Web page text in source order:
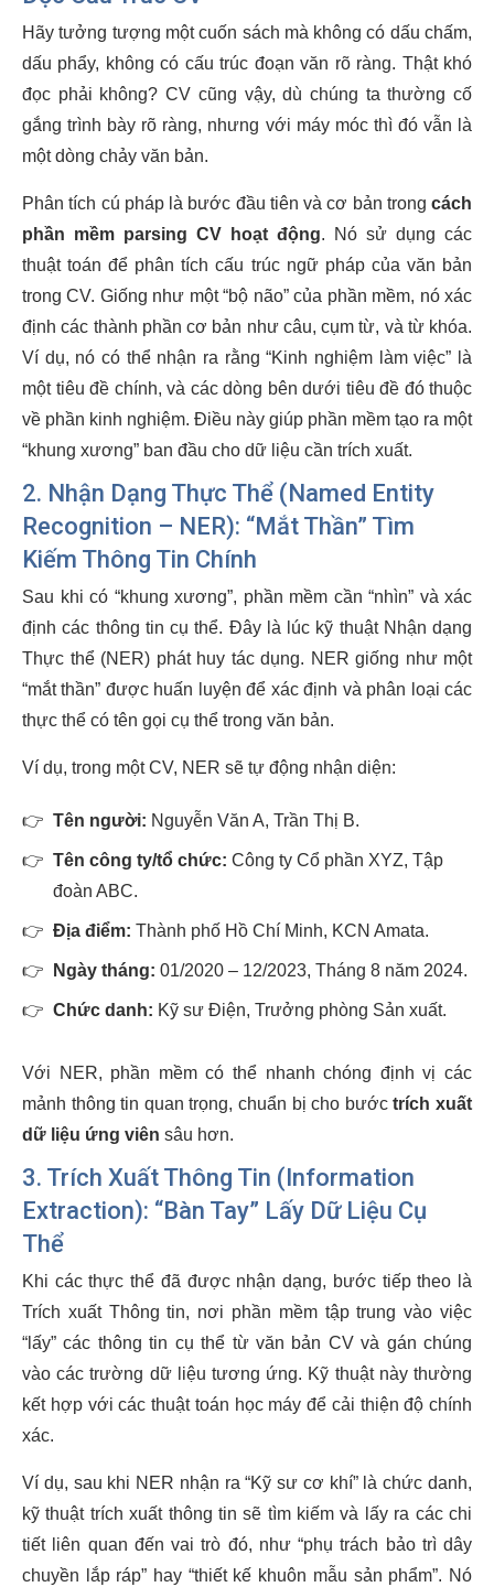
Hãy tưởng tượng một cuốn sách mà không có dấu chấm,
dấu phẩy, không có cấu trúc đoạn văn rõ ràng. Thật khó
đọc phải không? CV cũng vậy, dù chúng ta thường cố
gắng trình bày rõ ràng, nhưng với máy móc thì đó vẫn là
một dòng chảy văn bản.
Phân tích cú pháp là bước đầu tiên và cơ bản trong cách
phần mềm parsing CV hoạt động. Nó sử dụng các
thuật toán để phân tích cấu trúc ngữ pháp của văn bản
trong CV. Giống như một “bộ não” của phần mềm, nó xác
định các thành phần cơ bản như câu, cụm từ, và từ khóa.
Ví dụ, nó có thể nhận ra rằng “Kinh nghiệm làm việc” là
một tiêu đề chính, và các dòng bên dưới tiêu đề đó thuộc
về phần kinh nghiệm. Điều này giúp phần mềm tạo ra một
“khung xương” ban đầu cho dữ liệu cần trích xuất.
2. Nhận Dạng Thực Thể (Named Entity
Recognition – NER): “Mắt Thần” Tìm
Kiếm Thông Tin Chính
Sau khi có “khung xương”, phần mềm cần “nhìn” và xác
định các thông tin cụ thể. Đây là lúc kỹ thuật Nhận dạng
Thực thể (NER) phát huy tác dụng. NER giống như một
“mắt thần” được huấn luyện để xác định và phân loại các
thực thể có tên gọi cụ thể trong văn bản.
Ví dụ, trong một CV, NER sẽ tự động nhận diện:
👉 Tên người: Nguyễn Văn A, Trần Thị B.
👉 Tên công ty/tổ chức: Công ty Cổ phần XYZ, Tập
đoàn ABC.
👉 Địa điểm: Thành phố Hồ Chí Minh, KCN Amata.
👉 Ngày tháng: 01/2020 – 12/2023, Tháng 8 năm 2024.
👉 Chức danh: Kỹ sư Điện, Trưởng phòng Sản xuất.
Với NER, phần mềm có thể nhanh chóng định vị các
mảnh thông tin quan trọng, chuẩn bị cho bướctrích xuất
dữ liệu ứng viên sâu hơn.
3. Trích Xuất Thông Tin (Information
Extraction): “Bàn Tay” Lấy Dữ Liệu Cụ
Thể
Khi các thực thể đã được nhận dạng, bước tiếp theo là
Trích xuất Thông tin, nơi phần mềm tập trung vào việc
“lấy” các thông tin cụ thể từ văn bản CV và gán chúng
vào các trường dữ liệu tương ứng. Kỹ thuật này thường
kết hợp với các thuật toán học máy để cải thiện độ chính
xác.
Ví dụ, sau khi NER nhận ra “Kỹ sư cơ khí” là chức danh,
kỹ thuật trích xuất thông tin sẽ tìm kiếm và lấy ra các chi
tiết liên quan đến vai trò đó, như “phụ trách bảo trì dây
chuyền lắp ráp” hay “thiết kế khuôn mẫu sản phẩm”. Nó